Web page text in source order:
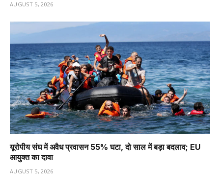
AUGUST 5, 2026
यूरोपीय संघ में अवैध प्रवासन 55% घटा, दो साल में बड़ा बदलाव; EU
आयुक्त का दावा
AUGUST 5, 2026